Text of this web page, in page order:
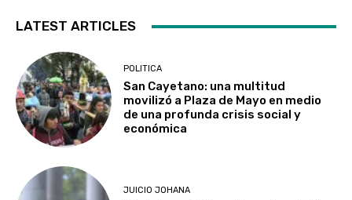
LATEST ARTICLES
POLITICA
San Cayetano: una multitud
movilizó a Plaza de Mayo en medio
de una profunda crisis social y
económica
JUICIO JOHANA